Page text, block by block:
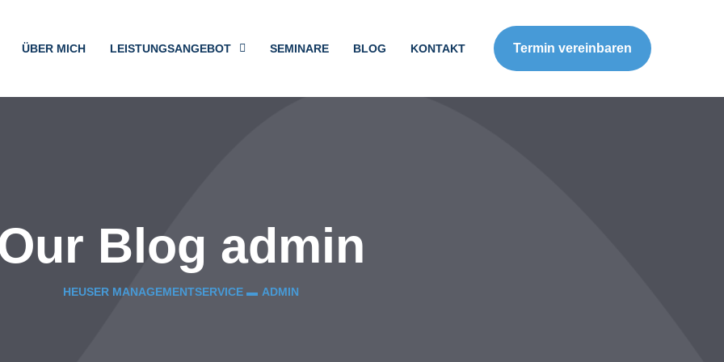
ÜBER MICH LEISTUNGSANGEBOT SEMINARE BLOG KONTAKT Termin vereinbaren
Blog admin
HEUSER MANAGEMENTSERVICE ▬ ADMIN